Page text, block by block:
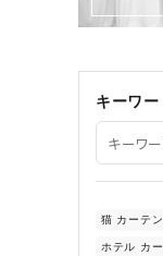
キーワ
猫 カーテン
ホテル カ